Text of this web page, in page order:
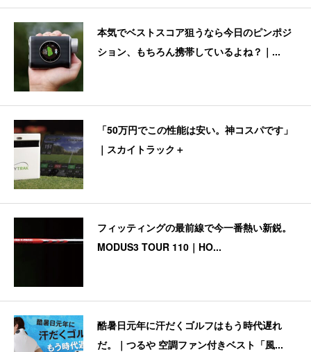
本気でベストスコア狙うなら今日のピンポジ
ション、もちろん携帯しているよね？｜...
「50万円でこの性能は安い。神コスパです」
｜スカイトラック＋
フィッティングの最前線で今一番熱い新鋭。
MODUS3 TOUR 110｜HO...
酷暑日元年に汗だくゴルフはもう時代遅れ
だ。｜つるや 空調ファン付きベスト「風...